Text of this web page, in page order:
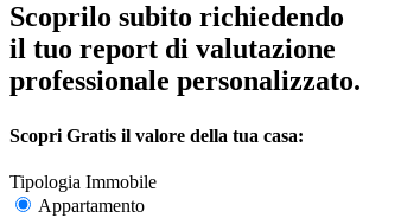
Scoprilo subito richiedendo
il tuo report di valutazione
professionale personalizzato.
Scopri Gratis il valore della tua casa:
Tipologia Immobile
Appartamento